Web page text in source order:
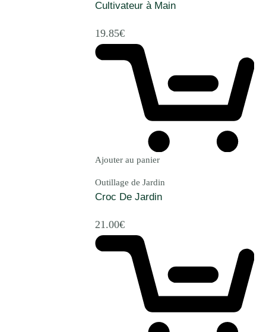
Cultivateur à Main
19.85€
Ajouter au panier
Outillage de Jardin
Croc De Jardin
21.00€